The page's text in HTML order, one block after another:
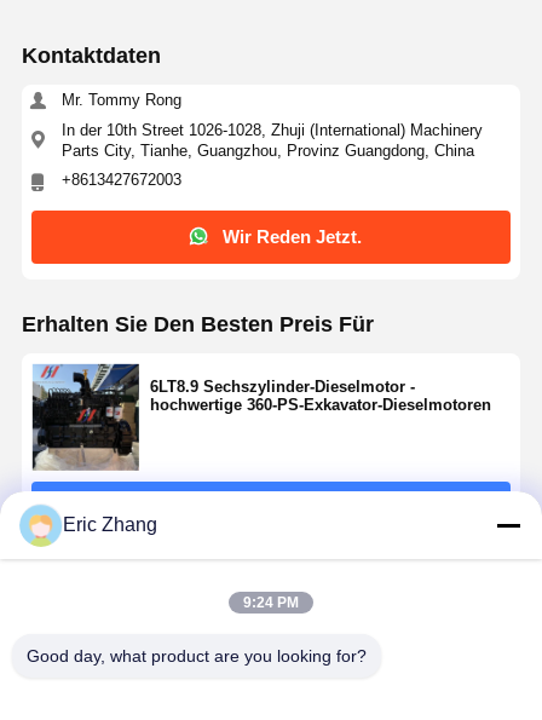
Kontaktdaten
Mr. Tommy Rong
In der 10th Street 1026-1028, Zhuji (International) Machinery
Parts City, Tianhe, Guangzhou, Provinz Guangdong, China
+8613427672003
Wir Reden Jetzt.
Erhalten Sie Den Besten Preis Für
6LT8.9 Sechszylinder-Dieselmotor -
hochwertige 360-PS-Exkavator-Dieselmotoren
Empfohlene Produkte
Eric Zhang
9:24 PM
Good day, what product are you looking for?